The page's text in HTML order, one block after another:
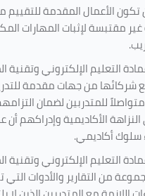
تكون الأعمال المقدمة
غير مقتبسة لإثبات المهارات
التعليم الإلكتروني وتقنية
شركائها من جهات مقدمة
للمتدربين لضمان
الأكاديمية وإدراكهم أن
أكاديمي.
التعليم الإلكتروني وتقنية
من التقارير والأدوات